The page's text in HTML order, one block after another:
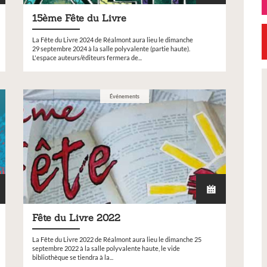
15ème Fête du Livre
La Fête du Livre 2024 de Réalmont aura lieu le dimanche
29 septembre 2024 à la salle polyvalente (partie haute).
L'espace auteurs/éditeurs fermera de...
Événements
Fête du Livre 2022
La Fête du Livre 2022 de Réalmont aura lieu le dimanche 25
septembre 2022 à la salle polyvalente haute, le vide
bibliothèque se tiendra à la...
-
Petite Ville de Demain
Signature de l'avenant à la
convention Petite Ville de
Demain